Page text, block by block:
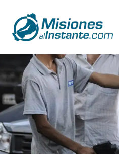
contenido